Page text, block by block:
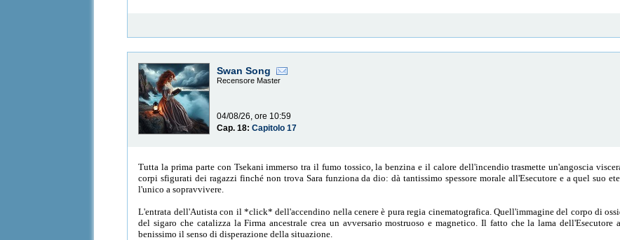
Swan Song
Recensore Master
04/08/26, ore 10:59
Cap. 18:Capitolo 17
Tutta la prima parte con Tsekani immerso tra il fumo tossico, la benzina e il calore dell'incendio trasmette un'angoscia
corpi sfigurati dei ragazzi finché non trova Sara funziona da dio: dà tantissimo spessore morale all'Esecutore e a quel suo
l'unico a sopravvivere.
L'entrata dell'Autista con il *click* dell'accendino nella cenere è pura regia cinematografica. Quell'immagine del corpo di
del sigaro che catalizza la Firma ancestrale crea un avversario mostruoso e magnetico. Il fatto che la lama dell'Esecutore
benissimo il senso di disperazione della situazione.